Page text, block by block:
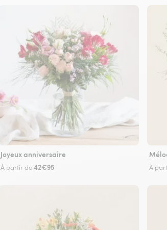
Joyeux anniversaire
À partir de42€95 À